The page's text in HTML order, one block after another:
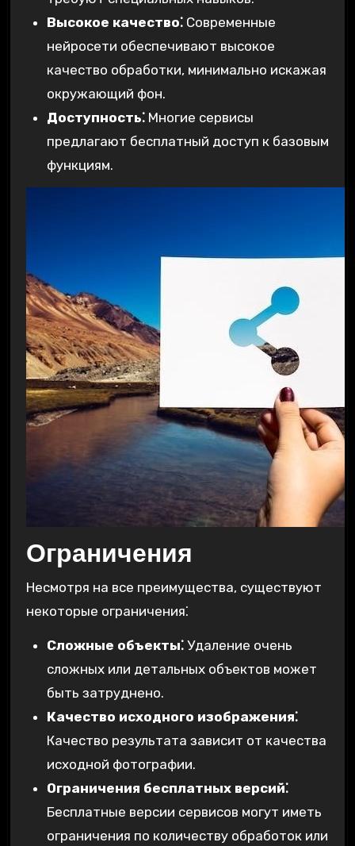
Высокое качество⁚Современные
нейросети обеспечивают высокое
качество обработки, минимально искажая
окружающий фон.
Доступность⁚Многие сервисы
предлагают бесплатный доступ к базовым
функциям.
Ограничения
Несмотря на все преимущества, существуют
некоторые ограничения⁚
Сложные объекты⁚Удаление очень
сложных или детальных объектов может
быть затруднено.
Качество исходного изображения⁚
Качество результата зависит от качества
исходной фотографии.
Ограничения бесплатных версий⁚
Бесплатные версии сервисов могут иметь
ограничения по количеству обработок или